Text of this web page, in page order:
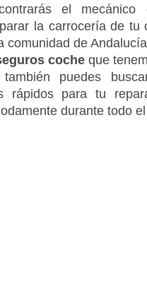
el mecánico
la carrocería de tu
comunidad de
coche que
puedes
rápidos para tu
durante todo